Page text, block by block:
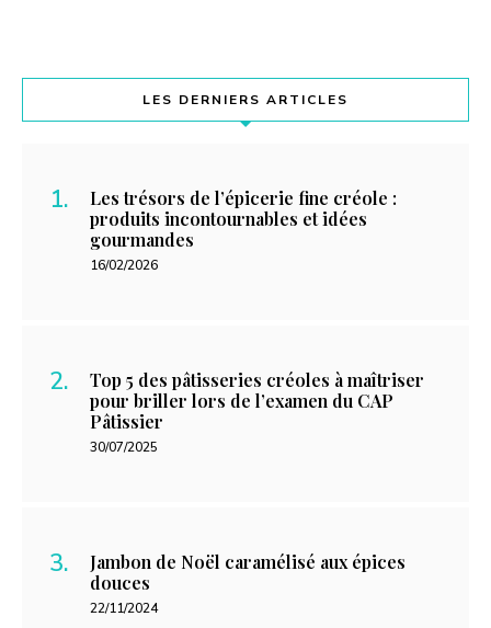
LES DERNIERS ARTICLES
Les trésors de l’épicerie fine créole :
produits incontournables et idées
gourmandes
16/02/2026
Top 5 des pâtisseries créoles à maîtriser
pour briller lors de l’examen du CAP
Pâtissier
30/07/2025
Jambon de Noël caramélisé aux épices
douces
22/11/2024